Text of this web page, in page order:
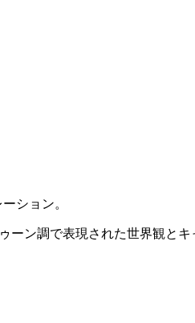
ーション。
ン調で表現された世界観と